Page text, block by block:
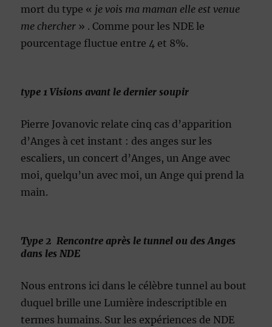
mort du type « je vois ma maman elle est venue
me chercher » . Comme pour les NDE le
pourcentage fluctue entre 4 et 8%.
type 1 Visions avant le dernier soupir
Pierre Jovanovic relate cinq cas d’apparition
d’Anges à cet instant : des anges sur les
escaliers, un concert d’Anges, un Ange avec
moi, quelqu’un avec moi, un Ange qui prend la
main.
Type 2 Rencontre après le tunnel ou des Anges
dans les NDE
Nous entrons ici dans le célèbre tunnel au bout
duquel brille une Lumière indescriptible en
termes humains. Sur les expériences de NDE